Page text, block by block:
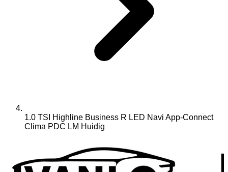
1.0 TSI Highline Business R LED Navi App-Connect
Clima PDC LM Huidig